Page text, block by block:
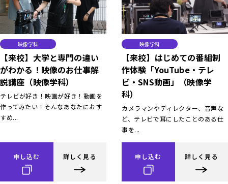
映像学科
【来校】大学と専門の違い
がわかる！映像のお仕事解
説講座（映像学科）
テレビが好き！映画が好き！動画を
作ってみたい！そんなあなたにおす
すめ...
申し込む 詳しく見る
映像学科
【来校】はじめての番組制
作体験「YouTube・テレ
ビ・SNS動画」（映像学
科）
カメラマンやディレクター、音声な
ど、テレビで耳にしたことのある仕
事を...
申し込む 詳しく見る